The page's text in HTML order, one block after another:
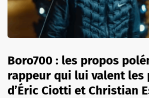
Boro700 : les propos
rappeur qui lui valent les
d’Éric Ciotti et Christian